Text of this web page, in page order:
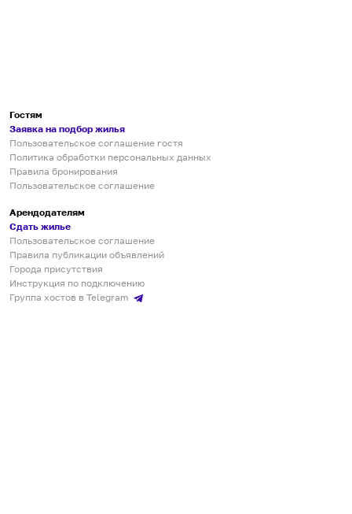
Гостям
Заявка на подбор жилья
Пользовательское соглашение гостя
Политика обработки персональных данных
Правила бронирования
Пользовательское соглашение
Арендодателям
Сдать жилье
Пользовательское соглашение
Правила публикации объявлений
Города присутствия
Инструкция по подключению
Группа хостов в Telegram